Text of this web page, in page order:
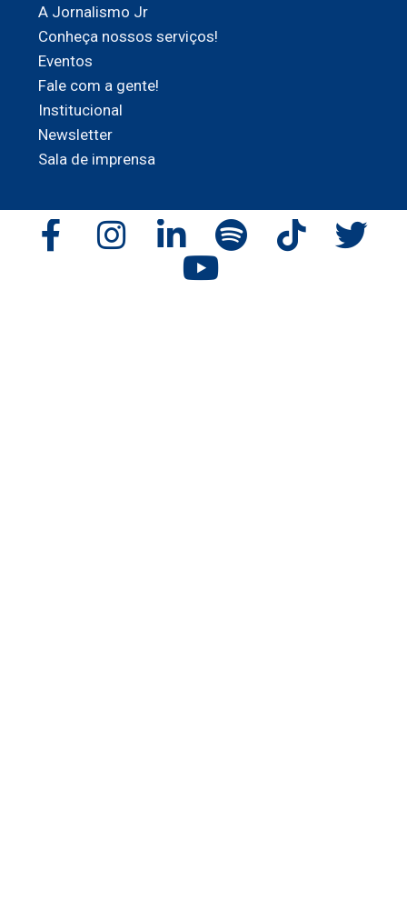
A Jornalismo Jr
Conheça nossos serviços!
Eventos
Fale com a gente!
Institucional
Newsletter
Sala de imprensa